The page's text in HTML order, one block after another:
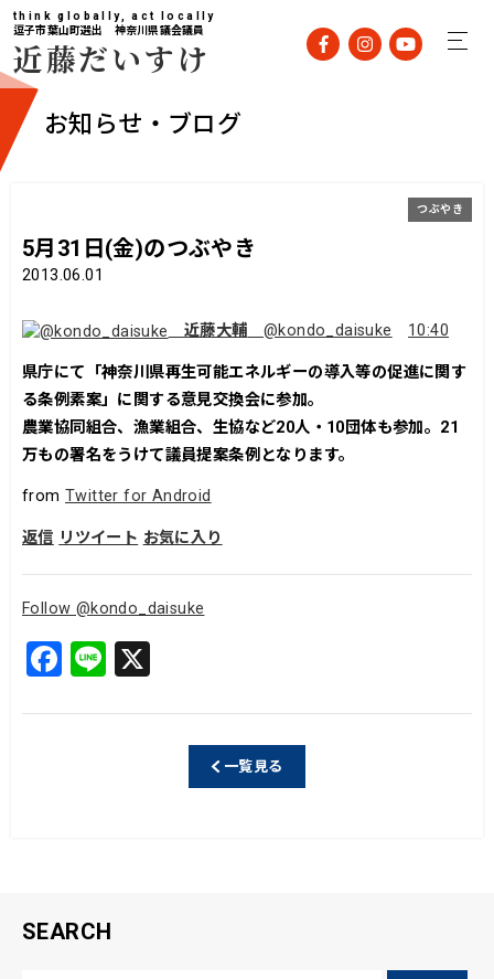
think globally, act locally
逗子市葉山町選出 神奈川県議会議員
近藤だいすけ
お知らせ・ブログ
5月31日(金)のつぶやき
2013.06.01
つぶやき
近藤大輔 @kondo_daisuke 10:40
県庁にて「神奈川県再生可能エネルギーの導入等の促進に関す
る条例素案」に関する意見交換会に参加。
農業協同組合、漁業組合、生協など20人・10団体も参加。21
万もの署名をうけて議員提案条例となります。
from Twitter for Android
返信 リツイート お気に入り
Follow @kondo_daisuke
F
a
c
Li
n
e
一覧見る
SEARCH